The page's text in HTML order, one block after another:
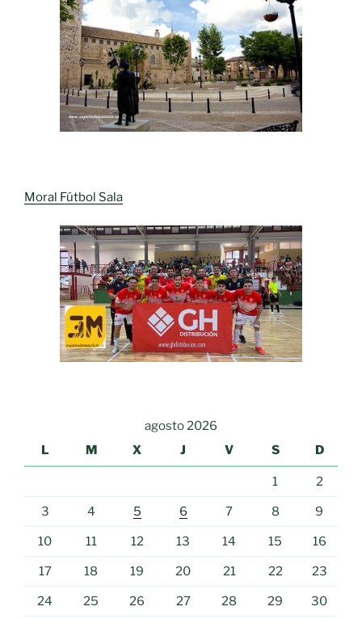
Moral Fútbol Sala
agosto 2026
L
M X J V S D
1 2
3 4 5 6 7 8 9
10 11 12 13 14 15 16
17 18 19 20 21 22 23
24 25 26 27 28 29 30